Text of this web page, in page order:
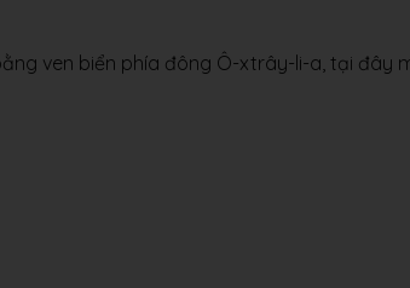
ven biển phía đông Ô-xtrây-li-a, tại đây